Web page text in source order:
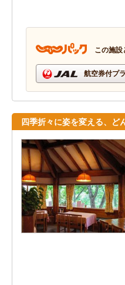
この施
航空券付プ
四季折々に姿を変える、ど